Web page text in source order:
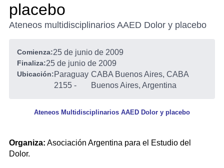
placebo
Ateneos multidisciplinarios AAED Dolor y placebo
Comienza:25 de junio de 2009
Finaliza:25 de junio de 2009
Ubicación:Paraguay
2155 -
CABA Buenos Aires, CABA
Buenos Aires, Argentina
Ateneos Multidisciplinarios AAED Dolor y placebo
Organiza: Asociación Argentina para el Estudio del
Dolor.